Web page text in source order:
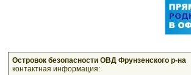
Островок безопасности ОВД Фрунзенского р-на
контактная информация: